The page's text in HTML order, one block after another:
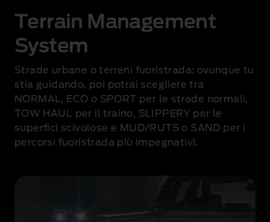
Terrain Management
System
Strade urbane o terreni fuoristrada: ovunque tu
stia guidando, poi potrai scegliere tra
NORMAL, ECO o SPORT per le strade normali,
TOW HAUL per il traino, SLIPPERY per le
superfici scivolose e MUD/RUTS o SAND per i
percorsi fuoristrada più impegnativi.